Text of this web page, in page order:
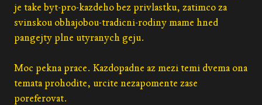
je take byt-pro-kazdeho bez privlastku, zatimco za
svinskou obhajobou-tradicni-rodiny mame hned
pangejty plne utyranych geju.
Moc pekna prace. Kazdopadne az mezi temi dvema ona
temata prohodite, urcite nezapomente zase
poreferovat.